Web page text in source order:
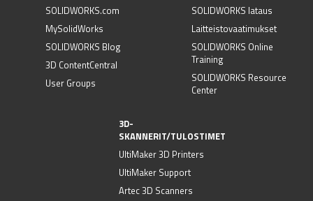
SOLIDWORKS.com
MySolidWorks
SOLIDWORKS Blog
3D ContentCentral
User Groups
SOLIDWORKS lataus
Laitteistovaatimukset
SOLIDWORKS Online
Training
SOLIDWORKS Resource
Center
3D-
SKANNERIT/TULOSTIMET
UltiMaker 3D Printers
UltiMaker Support
Artec 3D Scanners